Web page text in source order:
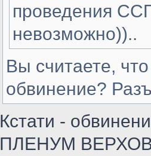
проведения
невозможно))..
Вы считаете,
обвинение?
Кстати -
ПЛЕНУМ